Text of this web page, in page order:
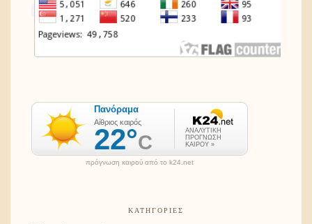
πρόγνωση καιρού από το k24.net
ΚΑΤΗΓΟΡΊΕΣ